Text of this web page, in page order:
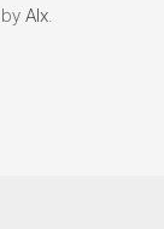
Alx.